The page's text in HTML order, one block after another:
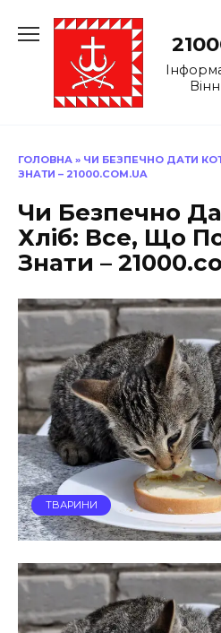
до
ГОЛОВНА » ЧИ БЕЗПЕЧНО ДАТИ
ЗНАТИ – 21000.COM.UA
Чи Безпечно
Хліб: Все, Що
Знати –
ТВАРИНИ